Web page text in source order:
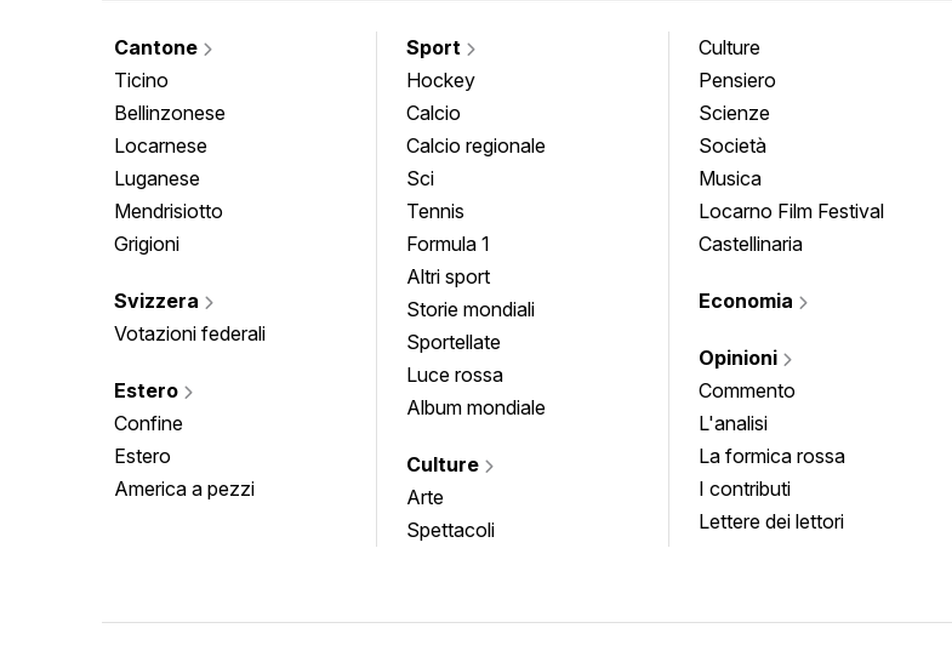
Cantone
Ticino
Bellinzonese
Locarnese
Luganese
Mendrisiotto
Grigioni
Svizzera
Votazioni federali
Estero
Confine
Estero
America a pezzi
Sport
Hockey
Calcio
Calcio regionale
Sci
Tennis
Formula 1
Altri sport
Storie mondiali
Sportellate
Luce rossa
Album mondiale
Culture
Arte
Spettacoli
Culture
Pensiero
Scienze
Società
Musica
Locarno Film Festival
Castellinaria
Economia
Opinioni
Commento
L'analisi
La formica rossa
I contributi
Lettere dei lettori